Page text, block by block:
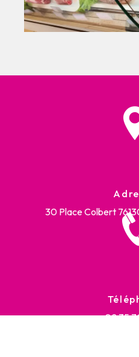
30 Place Colbert
02 35